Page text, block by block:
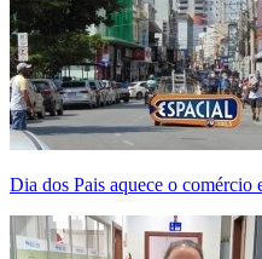
Dia dos Pais aquece o comércio